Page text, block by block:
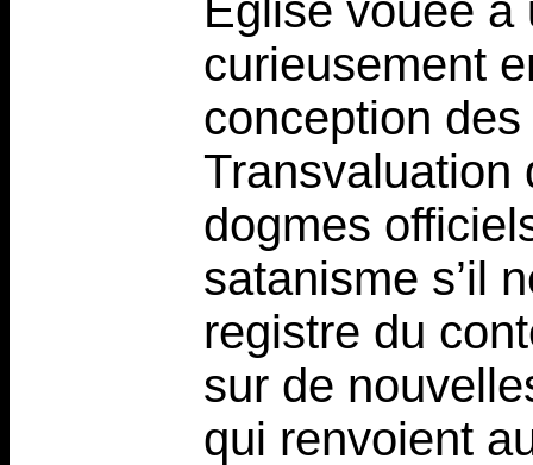
Eglise vouée à
curieusement
conception
Transvaluation
dogmes
satanisme s’il
registre du
sur de
qui renvoient